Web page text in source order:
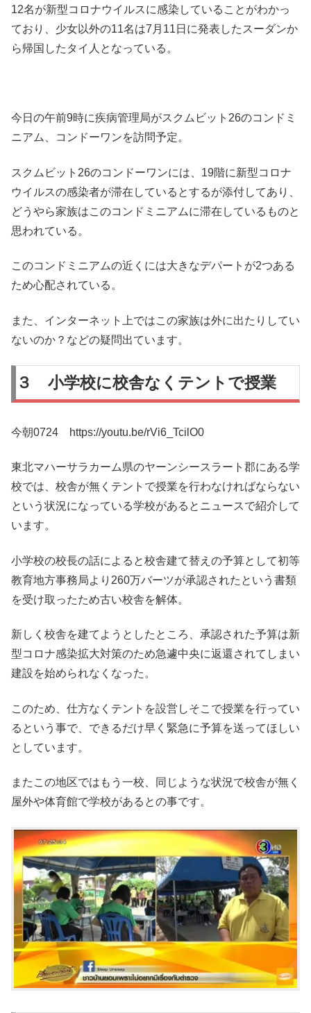
12名が新型コロナウイルスに感染していることがわかっ
ており、少女以外の11名は7月11日に発表したスーダンか
ら帰国したタイ人となっている。
今日の午前9時に疾病管理局がスクムビット26のコンドミ
ニアム、コンドーワンを訪問予定。
スクムビット26のコンドーワンには、19階に新型コロナ
ウイルスの感染者が滞在しているとするが添付してあり、
どうやら家族はこのコンドミニアムに滞在しているものと
思われている。
このコンドミニアムの近くには大きなデパートが2つある
ため心配されている。
また、インターネット上ではこの家族は外に出たりしてい
ないのか？などの疑問出ています。
３ 小学校に校舎なくテントで授業
今朝0724 https://youtu.be/rVi6_TcilO0
東北マハーサラカーム県のヤーンシースラート郡にある学
校では、校舎が無くテントで授業を行わなければならない
という状況になっている学校があるとニュースで紹介して
います。
小学校の校長の話によると校舎建て替えの予算として初等
教育地方事務局より260万バーツが承認されたという書類
を受け取ったため古い校舎を解体。
新しく校舎を建てようとしたところ、承認された予算は新
型コロナ感染拡大対策のため急遽中央に返還されてしまい
建設を始められなくなった。
このため、仕方なくテントを設営しそこで授業を行ってい
るという事で、できるだけ早く緊急に予算を送ってほしい
としています。
またこの地区ではもう一校、同じような状況で校舎が無く
屋外や体育館で学校があるとの事です。